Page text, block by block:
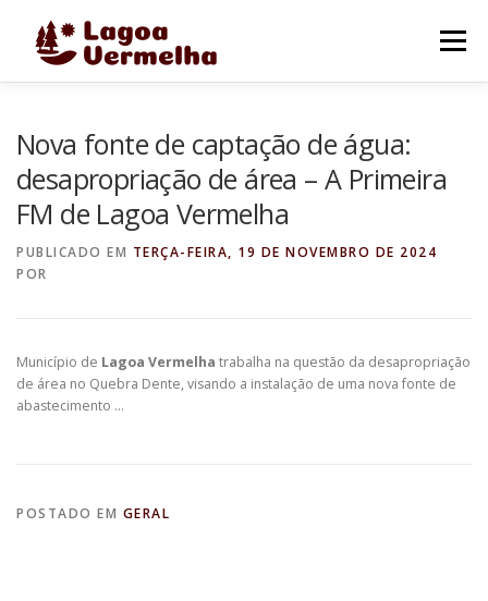
Menu
FALE CONOSCO
Nova fonte de captação de água:
desapropriação de área – A Primeira
FM de Lagoa Vermelha
PUBLICADO EM TERÇA-FEIRA, 19 DE NOVEMBRO DE 2024
POR
Município de Lagoa Vermelha trabalha na questão da desapropriação
de área no Quebra Dente, visando a instalação de uma nova fonte de
abastecimento …
POSTADO EM GERAL